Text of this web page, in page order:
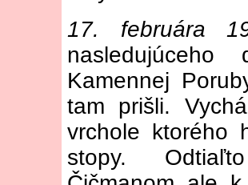
17. februára
Kamennej
tam prišli.
vrchole ktorého
stopy.